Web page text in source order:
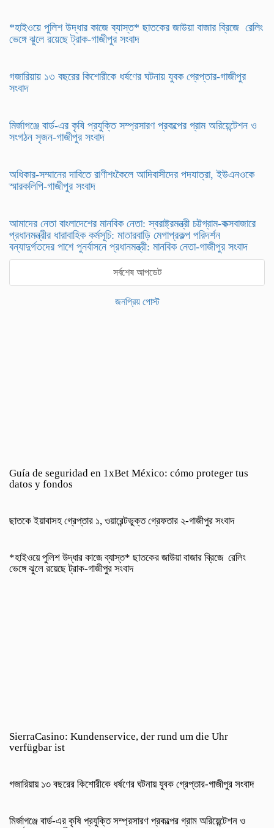
*হাইওয়ে পুলিশ উদ্ধার কাজে ব্যাস্ত* ছাতকের জাউয়া বাজার ব্রিজে রেলিং
ভেঙ্গে ঝুলে রয়েছে ট্রাক-গাজীপুর সংবাদ
গজারিয়ায় ১৩ বছরের কিশোরীকে ধর্ষণের ঘটনায় যুবক গ্রেপ্তার-গাজীপুর
সংবাদ
​মির্জাগঞ্জে বার্ড-এর কৃষি প্রযুক্তি সম্প্রসারণ প্রকল্পের গ্রাম অরিয়েন্টেশন ও
সংগঠন সৃজন-গাজীপুর সংবাদ
অধিকার-সম্মানের দাবিতে রাণীশংকৈলে আদিবাসীদের পদযাত্রা, ইউএনওকে
স্মারকলিপি-গাজীপুর সংবাদ
আমাদের নেতা বাংলাদেশের মানবিক নেতা: স্বরাষ্ট্রমন্ত্রী চট্টগ্রাম-কক্সবাজারে
প্রধানমন্ত্রীর ধারাবাহিক কর্মসূচি: মাতারবাড়ি মেগাপ্রকল্প পরিদর্শন
বন্যাদুর্গতদের পাশে পুনর্বাসনে প্রধানমন্ত্রী: মানবিক নেতা-গাজীপুর সংবাদ
সর্বশেষ আপডেট
জনপ্রিয় পোস্ট
Guía de seguridad en 1xBet México: cómo proteger tus
datos y fondos
ছাতকে ইয়াবাসহ গ্রেপ্তার ১, ওয়ারেন্টভুক্ত গ্রেফতার ২-গাজীপুর সংবাদ
*হাইওয়ে পুলিশ উদ্ধার কাজে ব্যাস্ত* ছাতকের জাউয়া বাজার ব্রিজে রেলিং
ভেঙ্গে ঝুলে রয়েছে ট্রাক-গাজীপুর সংবাদ
SierraCasino: Kundenservice, der rund um die Uhr
verfügbar ist
গজারিয়ায় ১৩ বছরের কিশোরীকে ধর্ষণের ঘটনায় যুবক গ্রেপ্তার-গাজীপুর সংবাদ
​মির্জাগঞ্জে বার্ড-এর কৃষি প্রযুক্তি সম্প্রসারণ প্রকল্পের গ্রাম অরিয়েন্টেশন ও